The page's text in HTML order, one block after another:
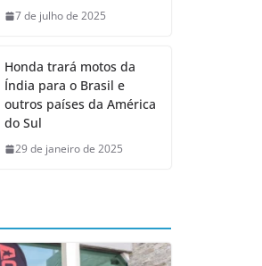
7 de julho de 2025
Honda trará motos da
Índia para o Brasil e
outros países da América
do Sul
29 de janeiro de 2025